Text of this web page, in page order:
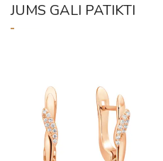
JUMS GALI PATIKTI